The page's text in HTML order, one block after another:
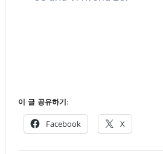
이 글 공유하기:
Facebook X